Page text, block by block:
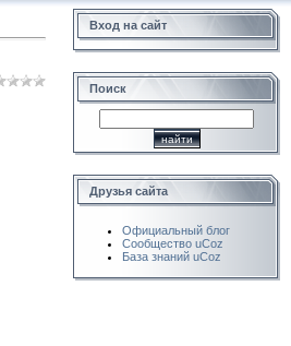
Вход на сайт
Поиск
Друзья сайта
Официальный блог
Сообщество uCoz
База знаний uCoz